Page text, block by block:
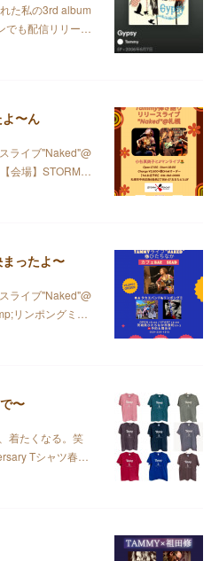
た私の3rd album
でも配信リリー…
〜ん
ライブ"Naked"@
会場】STORM…
ったよ〜
ライブ"Naked"@
リンポングミ…
〜
着たくなる。笑
Tシャツ春…